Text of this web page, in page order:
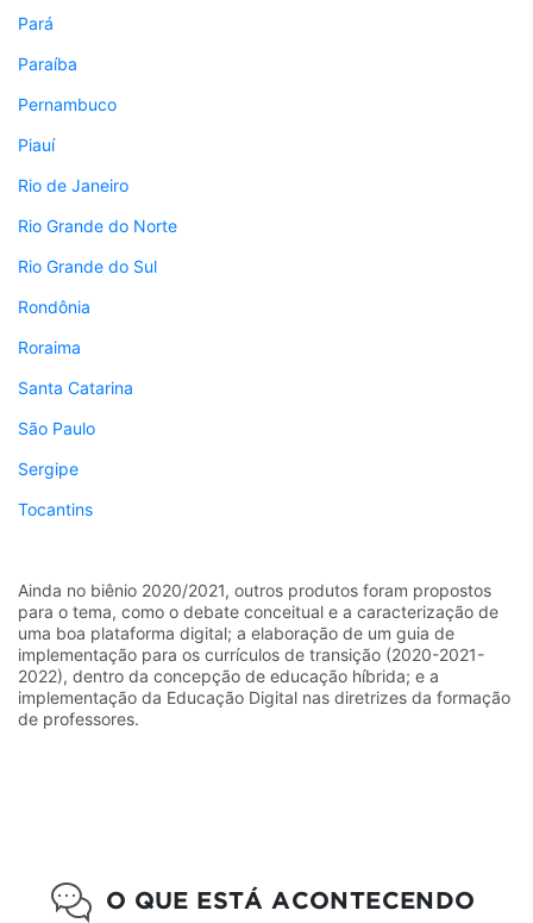
Pará
Paraíba
Pernambuco
Piauí
Rio de Janeiro
Rio Grande do Norte
Rio Grande do Sul
Rondônia
Roraima
Santa Catarina
São Paulo
Sergipe
Tocantins
Ainda no biênio 2020/2021, outros produtos foram propostos
para o tema, como o debate conceitual e a caracterização de
uma boa plataforma digital; a elaboração de um guia de
implementação para os currículos de transição (2020-2021-
2022), dentro da concepção de educação híbrida; e a
implementação da Educação Digital nas diretrizes da formação
de professores.
O QUE ESTÁ ACONTECENDO